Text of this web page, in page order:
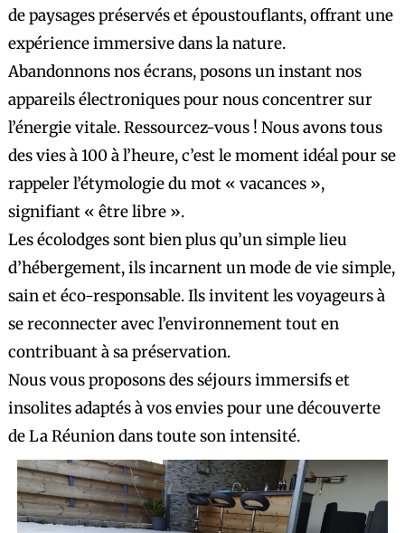
de paysages préservés et époustouflants, offrant une
expérience immersive dans la nature.
Abandonnons nos écrans, posons un instant nos
appareils électroniques pour nous concentrer sur
l’énergie vitale. Ressourcez-vous ! Nous avons tous
des vies à 100 à l’heure, c’est le moment idéal pour se
rappeler l’étymologie du mot « vacances »,
signifiant « être libre ».
Les écolodges sont bien plus qu’un simple lieu
d’hébergement, ils incarnent un mode de vie simple,
sain et éco-responsable. Ils invitent les voyageurs à
se reconnecter avec l’environnement tout en
contribuant à sa préservation.
Nous vous proposons des séjours immersifs et
insolites adaptés à vos envies pour une découverte
de La Réunion dans toute son intensité.